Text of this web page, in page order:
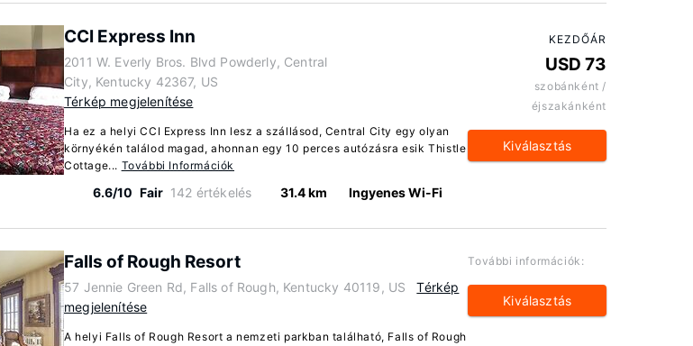
CCI Express Inn
2011 W. Everly Bros. Blvd Powderly, Central
City, Kentucky 42367, US
Térkép megjelenítése
Ha ez a helyi CCI Express Inn lesz a szállásod, Central City egy olyan
környékén találod magad, ahonnan egy 10 perces autózásra esik Thistle
Cottage... További Információk
6.6/10 Fair 142 értékelés 31.4 km Ingyenes Wi-Fi
KEZDŐÁR
USD 73
szobánként /
éjszakánként
Kiválasztás
Falls of Rough Resort
57 Jennie Green Rd, Falls of Rough, Kentucky 40119, US
Térkép
megjelenítése
A helyi Falls of Rough Resort a nemzeti parkban található, Falls of Rough
További információk:
Kiválasztás